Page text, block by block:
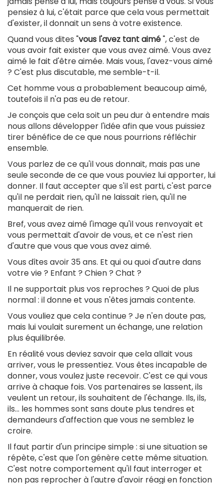
pensiez à lui, c'était parce que cela vous permettait
d'exister, il donnait un sens à votre existence.
Quand vous dites "vous l'avez tant aimé", c'est de
vous avoir fait exister que vous avez aimé. Vous avez
aimé le fait d'être aimée. Mais vous, l'avez-vous aimé
? C'est plus discutable, me semble-t-il.
Cet homme vous a probablement beaucoup aimé,
toutefois il n'a pas eu de retour.
Je conçois que cela soit un peu dur à entendre mais
nous allons développer l'idée afin que vous puissiez
tirer bénéfice de ce que nous pourrions réfléchir
ensemble.
Vous parlez de ce qu'il vous donnait, mais pas une
seule seconde de ce que vous pouviez lui apporter, lui
donner. Il faut accepter que s'il est parti, c'est parce
qu'il ne perdait rien, qu'il ne laissait rien, qu'il ne
manquerait de rien.
Bref, vous avez aimé l'image qu'il vous renvoyait et
vous permettait d'avoir de vous, et ce n'est rien
d'autre que vous que vous avez aimé.
Vous dîtes avoir 35 ans. Et qui ou quoi d'autre dans
votre vie ? Enfant ? Chien ? Chat ?
Il ne supportait plus vos reproches ? Quoi de plus
normal : il donne et vous n'êtes jamais contente.
Vous vouliez que cela continue ? Je n'en doute pas,
mais lui voulait surement un échange, une relation
plus équilibrée.
En réalité vous deviez savoir que cela allait vous
arriver, vous le pressentiez. Vous êtes incapable de
donner, vous voulez juste recevoir. C'est ce qui vous
arrive à chaque fois. Vos partenaires se lassent, ils
veulent un retour, ils souhaitent de l'échange. Ils, ils,
ils... les hommes sont sans doute plus tendres et
demandeurs d'affection que vous ne semblez le
croire.
Il faut partir d'un principe simple : si une situation se
répète, c'est que l'on génère cette même situation.
C'est notre comportement qu'il faut interroger et
non pas reprocher à l'autre d'avoir réagi en fonction